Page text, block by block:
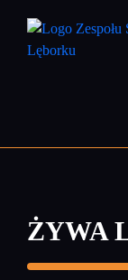
treści
ŻYWA